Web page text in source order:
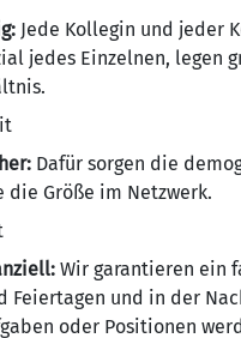
Jede Kollegin und jeder
jedes Einzelnen, legen
Dafür sorgen die
Größe im Netzwerk.
Wir garantieren ein
Feiertagen und in der
oder Positionen